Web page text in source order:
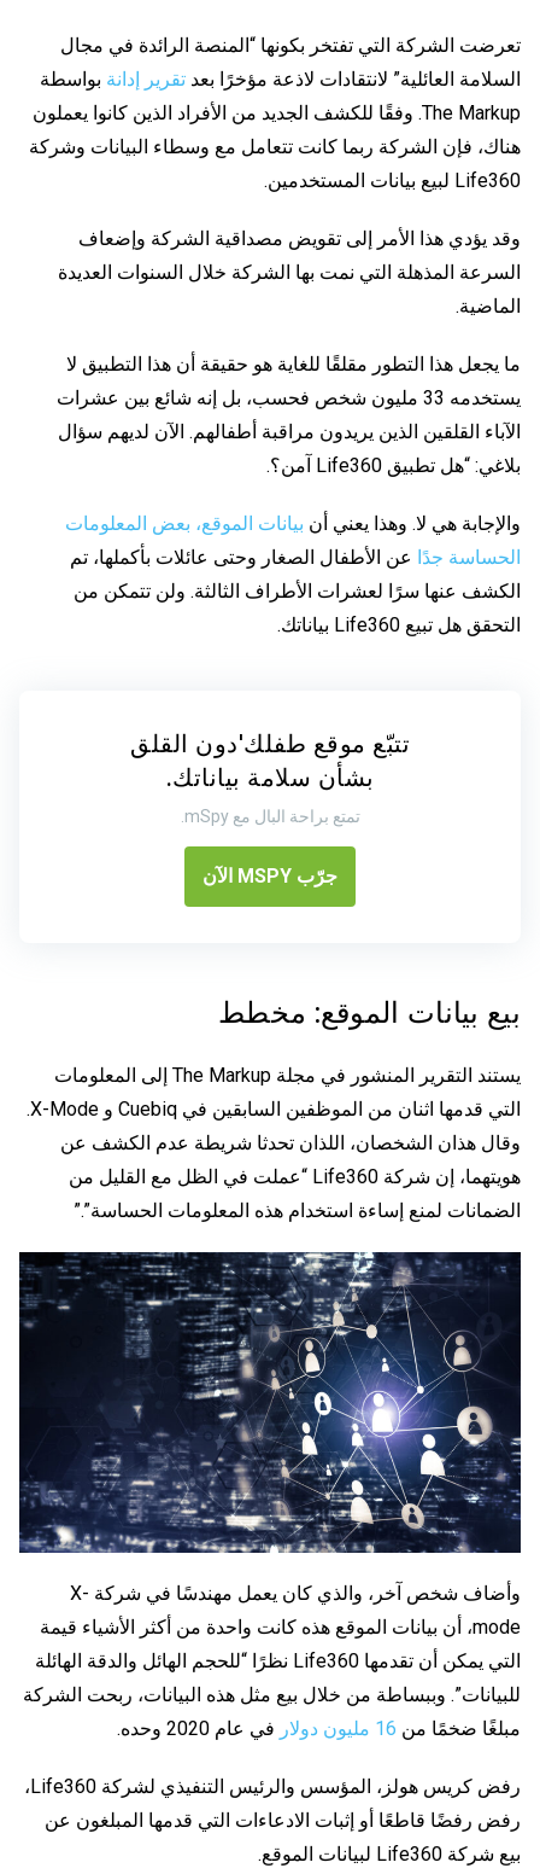
تعرضت الشركة التي تفتخر بكونها “المنصة الرائدة في مجال
السلامة العائلية” لانتقادات لاذعة مؤخرًا بعد تقرير إدانة بواسطة
The Markup. وفقًا للكشف الجديد من الأفراد الذين كانوا يعملون
هناك، فإن الشركة ربما كانت تتعامل مع وسطاء البيانات وشركة
Life360 لبيع بيانات المستخدمين.
وقد يؤدي هذا الأمر إلى تقويض مصداقية الشركة وإضعاف
السرعة المذهلة التي نمت بها الشركة خلال السنوات العديدة
الماضية.
ما يجعل هذا التطور مقلقًا للغاية هو حقيقة أن هذا التطبيق لا
يستخدمه 33 مليون شخص فحسب، بل إنه شائع بين عشرات
الآباء القلقين الذين يريدون مراقبة أطفالهم. الآن لديهم سؤال
بلاغي: “هل تطبيق Life360 آمن؟.
والإجابة هي لا. وهذا يعني أن بيانات الموقع، بعض المعلومات
الحساسة جدًا عن الأطفال الصغار وحتى عائلات بأكملها، تم
الكشف عنها سرًا لعشرات الأطراف الثالثة. ولن تتمكن من
التحقق هل تبيع Life360 بياناتك.
تتبّع موقع طفلك'دون القلق
بشأن سلامة بياناتك.
تمتع براحة البال مع mSpy.
جرّب MSPY الآن
بيع بيانات الموقع: مخطط
يستند التقرير المنشور في مجلة The Markup إلى المعلومات
التي قدمها اثنان من الموظفين السابقين في Cuebiq و X-Mode.
وقال هذان الشخصان، اللذان تحدثا شريطة عدم الكشف عن
هويتهما، إن شركة Life360 “عملت في الظل مع القليل من
الضمانات لمنع إساءة استخدام هذه المعلومات الحساسة”.”
وأضاف شخص آخر، والذي كان يعمل مهندسًا في شركة X-
mode، أن بيانات الموقع هذه كانت واحدة من أكثر الأشياء قيمة
التي يمكن أن تقدمها Life360 نظرًا “للحجم الهائل والدقة الهائلة
للبيانات”. وببساطة من خلال بيع مثل هذه البيانات، ربحت الشركة
مبلغًا ضخمًا من 16 مليون دولار في عام 2020 وحده.
رفض كريس هولز، المؤسس والرئيس التنفيذي لشركة Life360،
رفض رفضًا قاطعًا أو إثبات الادعاءات التي قدمها المبلغون عن
بيع شركة Life360 لبيانات الموقع.